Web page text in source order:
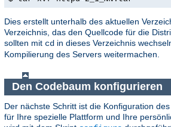
Dies erstellt unterhalb des aktuellen
Verzeichnis, das den Quellcode für die
sollten mit cd in dieses Verzeichnis
Kompilierung des Servers weitermachen.
Den Codebaum konfigurieren
Der nächste Schritt ist die Konfiguration
für Ihre spezielle Plattform und Ihre